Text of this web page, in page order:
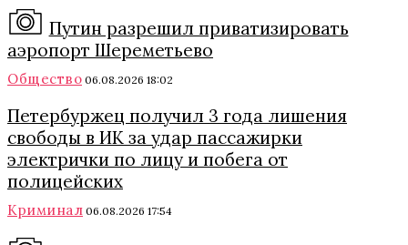
Путин разрешил приватизировать
аэропорт Шереметьево
Общество 06.08.2026 18:02
Петербуржец получил 3 года лишения
свободы в ИК за удар пассажирки
электрички по лицу и побега от
полицейских
Криминал 06.08.2026 17:54